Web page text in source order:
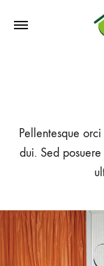
Pellentesque
dui. Sed